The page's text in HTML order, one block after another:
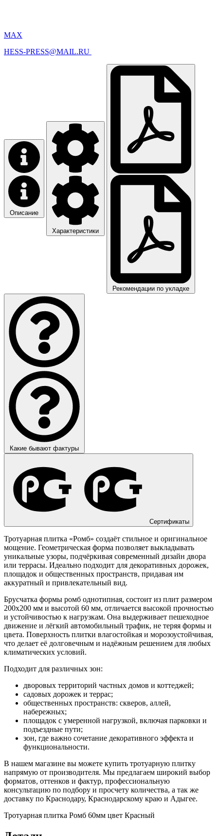
MAX
HESS-PRESS@MAIL.RU
Описание
Характеристики
Рекомендации по укладке
Какие бывают фактуры
Сертификаты
Тротуарная плитка «Ромб» создаёт стильное и оригинальное
мощение. Геометрическая форма позволяет выкладывать
уникальные узоры, подчёркивая современный дизайн двора
или террасы. Идеально подходит для декоративных дорожек,
площадок и общественных пространств, придавая им
аккуратный и привлекательный вид.
Брусчатка формы ромб однотипная, состоит из плит размером
200х200 мм и высотой 60 мм, отличается высокой прочностью
и устойчивостью к нагрузкам. Она выдерживает пешеходное
движение и лёгкий автомобильный трафик, не теряя формы и
цвета. Поверхность плитки влагостойкая и морозоустойчивая,
что делает её долговечным и надёжным решением для любых
климатических условий.
Подходит для различных зон:
дворовых территорий частных домов и коттеджей;
садовых дорожек и террас;
общественных пространств: скверов, аллей,
набережных;
площадок с умеренной нагрузкой, включая парковки и
подъездные пути;
зон, где важно сочетание декоративного эффекта и
функциональности.
В нашем магазине вы можете купить тротуарную плитку
напрямую от производителя. Мы предлагаем широкий выбор
форматов, оттенков и фактур, профессиональную
консультацию по подбору и просчету количества, а так же
доставку по Краснодару, Краснодарскому краю и Адыгее.
Тротуарная плитка Ромб 60мм цвет Красный